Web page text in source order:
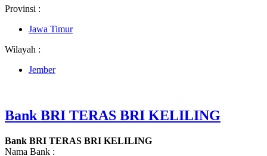
Provinsi :
Jawa Timur
Wilayah :
Jember
Bank BRI TERAS BRI KELILING
Bank BRI TERAS BRI KELILING
Nama Bank :